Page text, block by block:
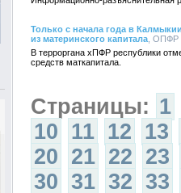
Только с начала года в
из материнского капитала , ОПФР
В терроргана хПФР республики
средств маткапитала.
Страницы: 1
10 11 12 13
20 21 22 23
30 31 32 33